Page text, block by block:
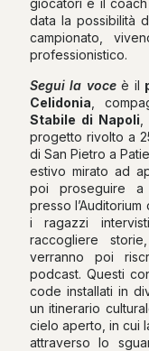
giocatori e il
data la possibilità
campionato,
professionistico.
Segui la voceè il
Celidonia ,
Stabile di Napoli
progetto rivolto a
di San Pietro a
estivo mirato ad
poi proseguire a
presso
i ragazzi
raccogliere
verranno poi
podcast. Questi
code installati in
un itinerario
cielo aperto, in cui
attraverso lo